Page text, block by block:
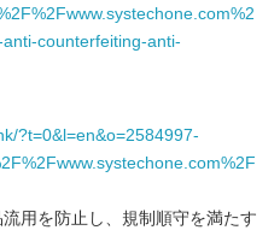
counterfeiting-anti-
?t=0&l=en&o=2584997-
用を防止し、規制順守を満たす